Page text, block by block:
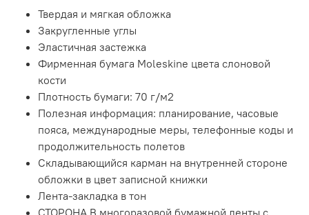
Твердая и мягкая обложка
Закругленные углы
Эластичная застежка
Фирменная бумага Moleskine цвета слоновой
кости
Плотность бумаги: 70 г/м2
Полезная информация: планирование, часовые
пояса, международные меры, телефонные коды и
продолжительность полетов
Складывающийся карман на внутренней стороне
обложки в цвет записной книжки
Лента-закладка в тон
СТОРОНА В многоразовой бумажной ленты с